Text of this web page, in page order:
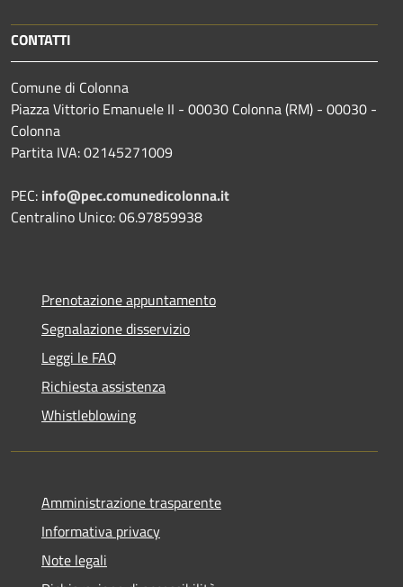
CONTATTI
Comune di Colonna
Piazza Vittorio Emanuele II - 00030 Colonna (RM) - 00030 -
Colonna
Partita IVA: 02145271009
PEC: info@pec.comunedicolonna.it
Centralino Unico: 06.97859938
Prenotazione appuntamento
Segnalazione disservizio
Leggi le FAQ
Richiesta assistenza
Whistleblowing
Amministrazione trasparente
Informativa privacy
Note legali